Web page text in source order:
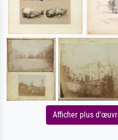
Afficher plus